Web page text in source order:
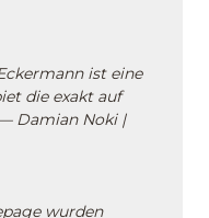
ist eine
die exakt auf
Damian Noki |
wurden